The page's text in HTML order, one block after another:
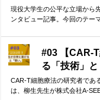
現役大学生の公平な立場から
ンタビュー記事。今回のテー
#03 【CAR-
る「技術」と
CAR-T細胞療法の研究者であ
は、柳生先生が株式会社A-